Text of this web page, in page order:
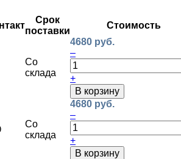
Срок
поставки
Стоимость
Со
склада
4680 руб.
–
+
В корзину
Со
склада
4680 руб.
–
+
В корзину